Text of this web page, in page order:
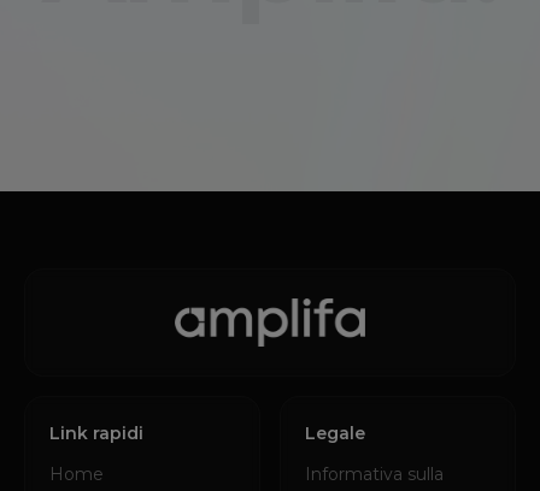
Link rapidi
Home
Legale
Informativa sulla